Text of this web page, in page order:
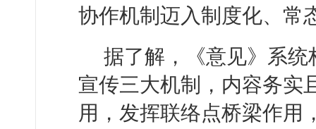
协作机制迈入制度化、常
据了解，《意见》系
宣传三大机制，内容务实
用，发挥联络点桥梁作用